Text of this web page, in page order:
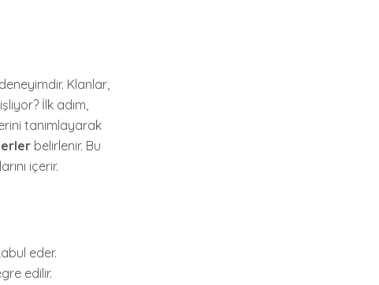
Klanlar,
İlk adım,
tanımlayarak
belirlenir. Bu
içerir.
eder.
edilir.